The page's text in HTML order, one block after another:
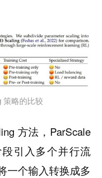
策略的比较
方法，ParScale
引入多个并行流
一个输入转换成多